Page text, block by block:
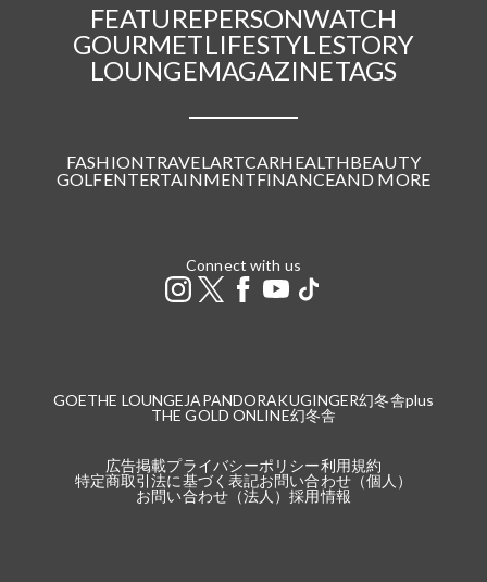
FEATUREPERSONWATCH
GOURMETLIFESTYLESTORY
LOUNGEMAGAZINETAGS
FASHIONTRAVELARTCARHEALTHBEAUTY
GOLFENTERTAINMENTFINANCEAND MORE
Connect with us
GOETHE LOUNGE JAPANDORAKUGINGER幻冬舎plus
THE GOLD ONLINE幻冬舎
広告掲載プライバシーポリシー利用規約
特定商取引法に基づく表記お問い合わせ（個人）
お問い合わせ（法人）採用情報